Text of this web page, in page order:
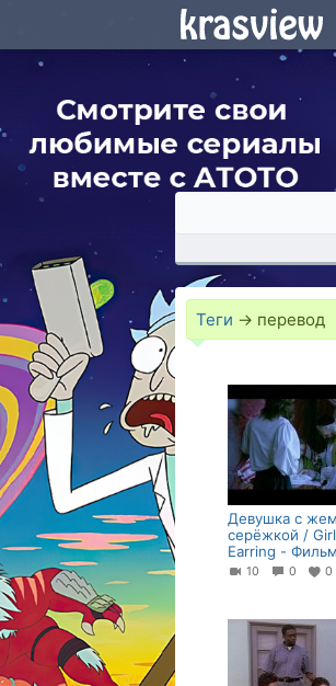
Теги → перевод
Девушка с
серёжкой /
Earring - Фильм
10 0 0